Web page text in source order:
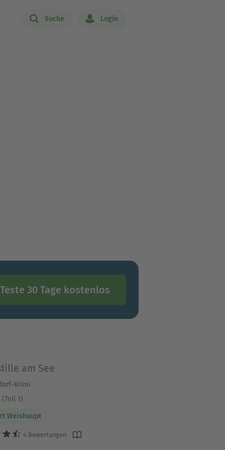
Suche Login
Teste 30 Tage kostenlos
am See
Krimi
1)
Weishaupt
4 Bewertungen